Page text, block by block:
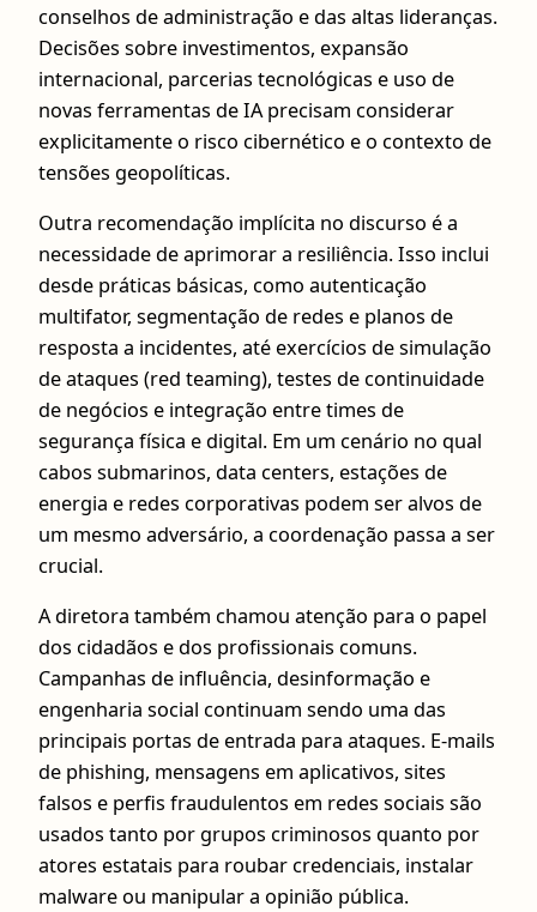
conselhos de administração e das altas lideranças.
Decisões sobre investimentos, expansão
internacional, parcerias tecnológicas e uso de
novas ferramentas de IA precisam considerar
explicitamente o risco cibernético e o contexto de
tensões geopolíticas.
Outra recomendação implícita no discurso é a
necessidade de aprimorar a resiliência. Isso inclui
desde práticas básicas, como autenticação
multifator, segmentação de redes e planos de
resposta a incidentes, até exercícios de simulação
de ataques (red teaming), testes de continuidade
de negócios e integração entre times de
segurança física e digital. Em um cenário no qual
cabos submarinos, data centers, estações de
energia e redes corporativas podem ser alvos de
um mesmo adversário, a coordenação passa a ser
crucial.
A diretora também chamou atenção para o papel
dos cidadãos e dos profissionais comuns.
Campanhas de influência, desinformação e
engenharia social continuam sendo uma das
principais portas de entrada para ataques. E-mails
de phishing, mensagens em aplicativos, sites
falsos e perfis fraudulentos em redes sociais são
usados tanto por grupos criminosos quanto por
atores estatais para roubar credenciais, instalar
malware ou manipular a opinião pública.